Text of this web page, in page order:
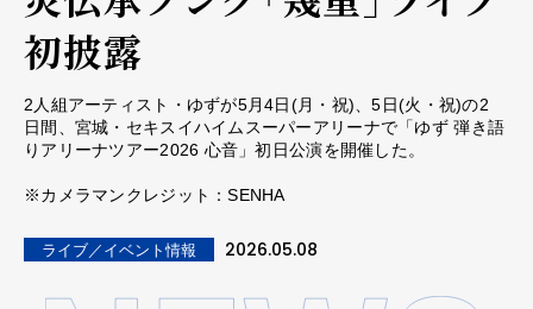
初披露
2⼈組アーティスト・ゆずが5⽉4⽇(⽉・祝)、5⽇(⽕・祝)の2
⽇間、宮城・セキスイハイムスーパーアリーナで「ゆず 弾き語
りアリーナツアー2026 ⼼⾳」初⽇公演を開催した。
※カメラマンクレジット：SENHA
ライブ／イベント情報 2026.05.08